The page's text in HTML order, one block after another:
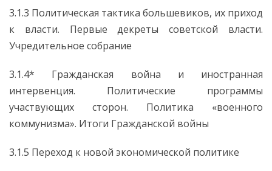
3.1.3 Политическая тактика большевиков, их приход
к власти. Первые декреты советской власти.
Учредительное собрание
3.1.4* Гражданская война и иностранная
интервенция. Политические программы
участвующих сторон. Политика «военного
коммунизма». Итоги Гражданской войны
3.1.5 Переход к новой экономической политике